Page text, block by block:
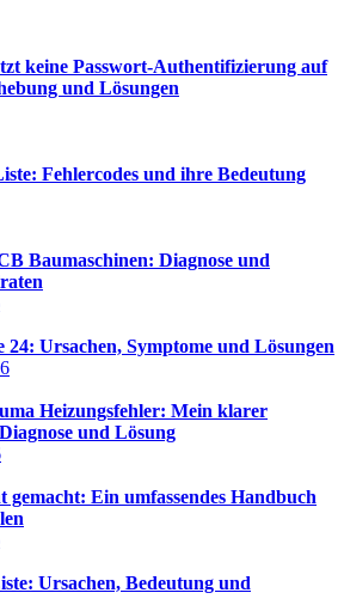
keine Passwort-Authentifizierung auf
und Lösungen
Fehlercodes und ihre Bedeutung
Baumaschinen: Diagnose und
24: Ursachen, Symptome und Lösungen
Heizungsfehler: Mein klarer
und Lösung
gemacht: Ein umfassendes Handbuch
Ursachen, Bedeutung und